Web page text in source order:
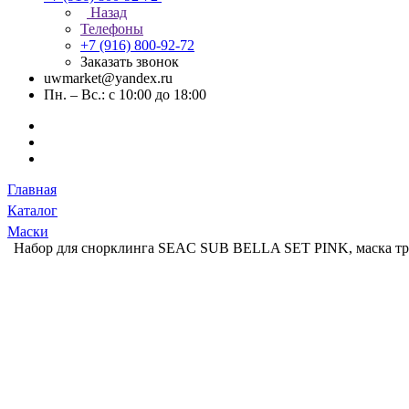
Назад
Телефоны
+7 (916) 800-92-72
Заказать звонок
uwmarket@yandex.ru
Пн. – Вс.: с 10:00 до 18:00
Главная
Каталог
Маски
Набор для снорклинга SEAC SUB BELLA SET PINK, маска